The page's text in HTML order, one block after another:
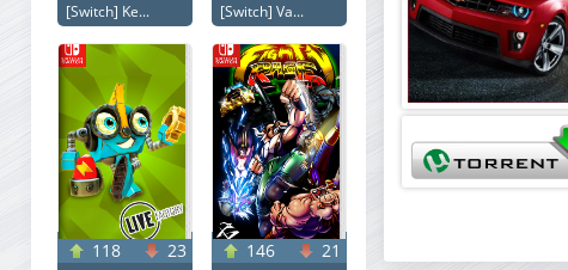
[Switch] Ke... [Switch] Va...
118 23 146 21